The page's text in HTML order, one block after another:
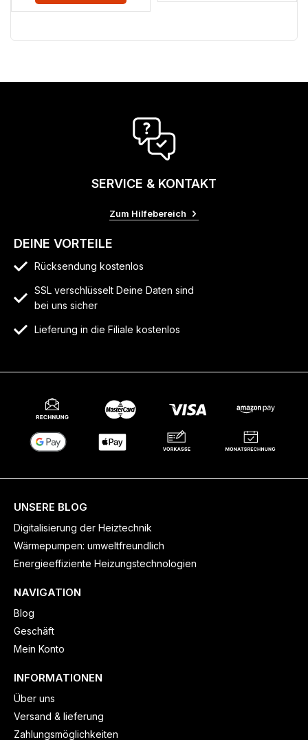
SERVICE & KONTAKT
Zum Hilfebereich
DEINE VORTEILE
Rücksendung kostenlos
SSL verschlüsselt Deine Daten sind
bei uns sicher
Lieferung in die Filiale kostenlos
UNSERE BLOG
Digitalisierung der Heiztechnik
Wärmepumpen: umweltfreundlich
Energieeffiziente Heizungstechnologien
NAVIGATION
Blog
Geschäft
Mein Konto
INFORMATIONEN
Über uns
Versand & lieferung
Zahlungsmöglichkeiten